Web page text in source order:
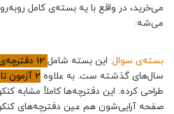
می‌خرید، در واقع با یه بسته‌ی کامل
می‌شه:
بسته‌ی سوال: این بسته شامل
سال‌های گذشته ست. به علاوه 2 آزمون تالیفیه
طراحی کرده. این دفترچه‌ها کاملاً مشابه
صفحه آرایی‌شون هم عین دفترچه‌های